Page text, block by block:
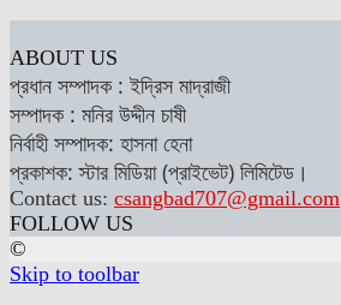
ABOUT US
প্রধান সম্পাদক : ইদ্রিস মাদ্রাজী
সম্পাদক : মনির উদ্দীন চাষী
নির্বাহী সম্পাদক: হাসনা হেনা
প্রকাশক: স্টার মিডিয়া (প্রাইভেট) লিমিটেড।
Contact us: csangbad707@gmail.com
FOLLOW US
©
Skip to toolbar